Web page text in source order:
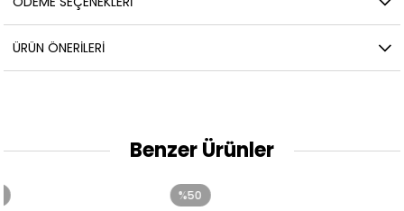
ÜRÜN ÖNERILERI
Benzer Ürünler
%50